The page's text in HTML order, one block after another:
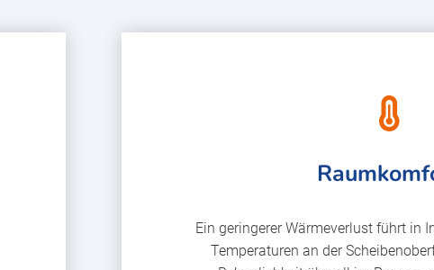
Ein geringerer Wärmeverlust führt in
Temperaturen an der